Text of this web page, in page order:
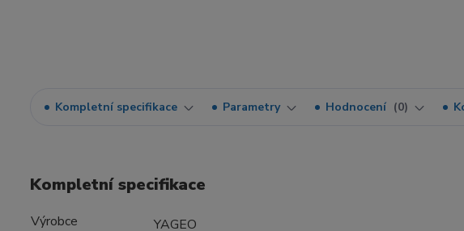
Kompletní specifikace Parametry Hodnocení 0
Kompletní specifikace
Výrobce
YAGEO